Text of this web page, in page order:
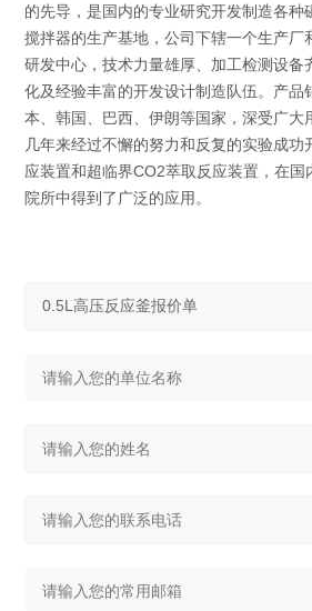
的先导，是国内的专业研究开发制造各种
搅拌器的生产基地，公司下辖一个生产厂
研发中心，技术力量雄厚、加工检测设备
化及经验丰富的开发设计制造队伍。产品
本、韩国、巴西、伊朗等国家，深受广大
几年来经过不懈的努力和反复的实验成功
应装置和超临界CO2萃取反应装置，在国
院所中得到了广泛的应用。